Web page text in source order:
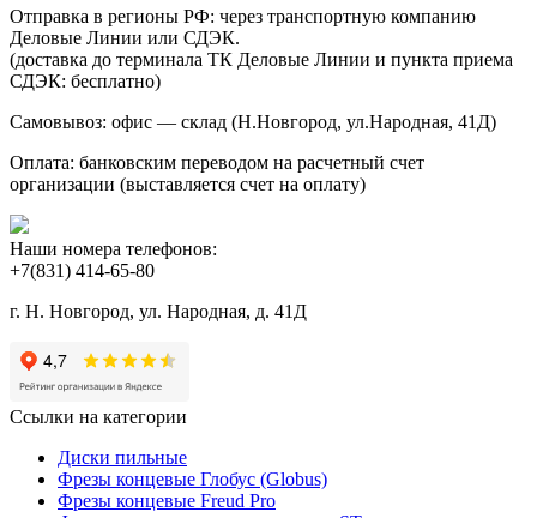
Отправка в регионы РФ: через транспортную компанию
Деловые Линии или СДЭК.
(доставка до терминала ТК Деловые Линии и пункта приема
СДЭК: бесплатно)
Самовывоз: офис — склад (Н.Новгород, ул.Народная, 41Д)
Оплата: банковским переводом на расчетный счет
организации (выставляется счет на оплату)
Наши номера телефонов:
+7(831) 414-65-80
г. Н. Новгород, ул. Народная, д. 41Д
Ссылки на категории
Диски пильные
Фрезы концевые Глобус (Globus)
Фрезы концевые Freud Pro